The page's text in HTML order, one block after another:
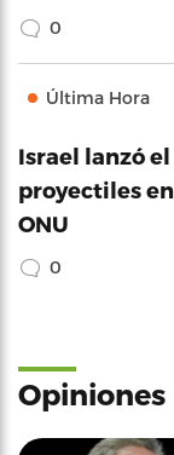
0
Última Hora
Israel lanzó
proyectiles
ONU
0
Opiniones